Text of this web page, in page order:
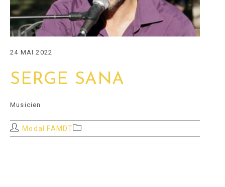
24 MAI 2022
SERGE SANA
Musicien
Auteur/autrice
de
Modal FAMDTPost
category: